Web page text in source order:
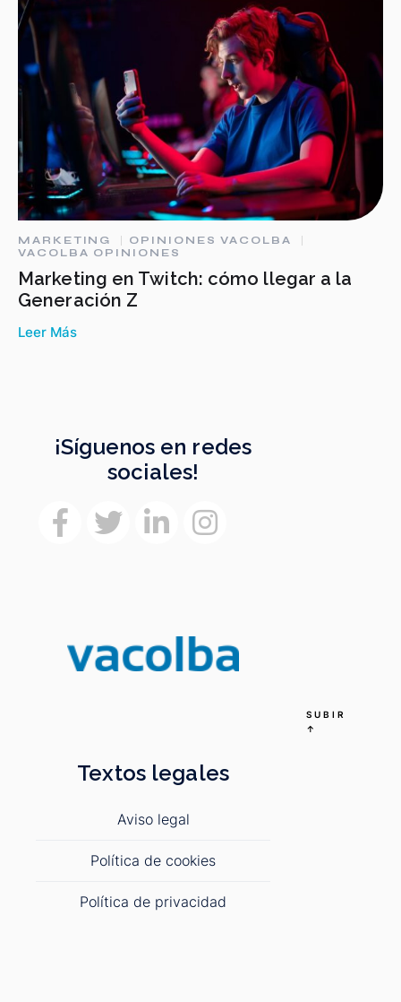
MARKETING
OPINIONES VACOLBA
VACOLBA OPINIONES
Marketing en Twitch: cómo llegar a la
Generación Z
Leer Más
¡Síguenos en redes
sociales!
Textos legales
Aviso legal
Política de cookies
Política de privacidad
SUBIR
↑